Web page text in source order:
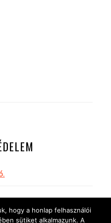
hogy a honlap felhasználói
sütiket alkalmazunk. A